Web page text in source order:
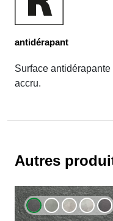
antidérapant
Surface
accru.
Autres